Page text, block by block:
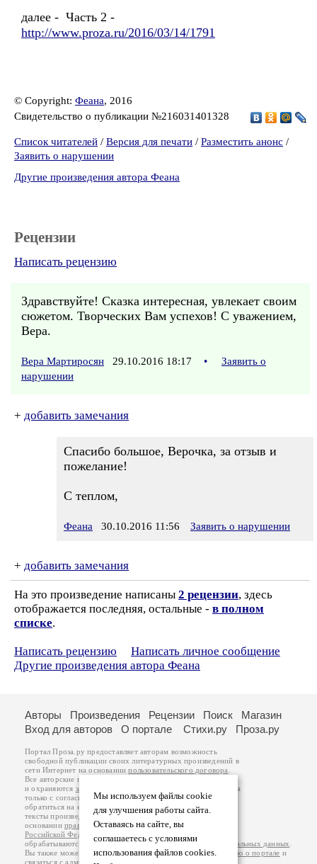
далее - Часть 2 -
http://www.proza.ru/2016/03/14/1791
© Copyright: Феана, 2016
Свидетельство о публикации №216031401328
Список читателей / Версия для печати / Разместить анонс /
Заявить о нарушении
Другие произведения автора Феана
Рецензии
Написать рецензию
Здравствуйте! Сказка интересная, увлекает своим
сюжетом. Творческих Вам успехов! С уважением,
Вера.
Вера Мартиросян 29.10.2016 18:17 •
Заявить о
нарушении
+ добавить замечания
Спасибо большое, Верочка, за отзыв и
пожелание!
С теплом,
Феана 30.10.2016 11:56 Заявить о нарушении
+ добавить замечания
На это произведение написаны 2 рецензии, здесь
отображается последняя, остальные - в полном
списке.
Написать рецензию
Написать личное сообщение
Другие произведения автора Феана
Мы используем файлы cookie
для улучшения работы сайта.
Оставаясь на сайте, вы
соглашаетесь с условиями
использования файлов cookies.
Авторы Произведения Рецензии Поиск
Магазин
Вход для авторов
О портале Стихи.ру Проза.ру
Портал Проза.ру предоставляет авторам возможность
свободной публикации своих литературных произведений в
сети Интернет на основаниипользовательского договора
Все авторские права на произведения принадлежат авторам
и охраняются законом
. Перепечатка произведений возможна
только с согласия его автора, к которому вы можете
обратиться на его авторской странице. Ответственность за
тексты произведений авторы несут самостоятельно на
основанииправил публикацииизаконодательства
Российской Федерации
обрабатываются на основанииПолитики обработки персональных данных
Вы также можете посмотреть более подробнуюинформацию о портале и
связаться с администрацией